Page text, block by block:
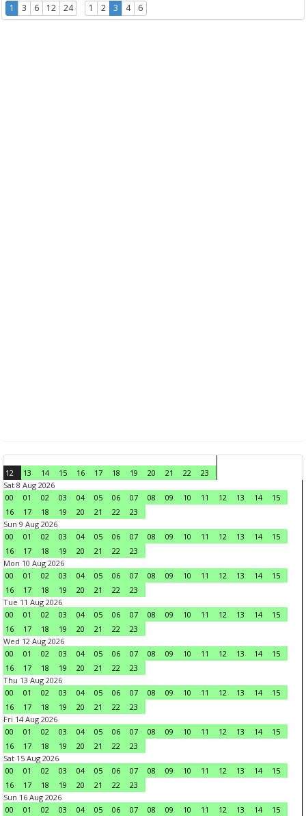
1 3 6 12 24 1 2 3 4 6
12 13 14 15 16 17 18 19 20 21 22
23
Sat 8 Aug 2026
00
01 02 03 04 05 06 07 08 09 10 11 12 13 14
15
16
17 18 19 20 21 22
23
Sun 9 Aug 2026
00
01 02 03 04 05 06 07 08 09 10 11 12 13 14
15
16
17 18 19 20 21 22
23
Mon 10 Aug 2026
00
01 02 03 04 05 06 07 08 09 10 11 12 13 14
15
16
17 18 19 20 21 22
23
Tue 11 Aug 2026
00
01 02 03 04 05 06 07 08 09 10 11 12 13 14
15
16
17 18 19 20 21 22
23
Wed 12 Aug 2026
00
01 02 03 04 05 06 07 08 09 10 11 12 13 14
15
16
17 18 19 20 21 22
23
Thu 13 Aug 2026
00
01 02 03 04 05 06 07 08 09 10 11 12 13 14
15
16
17 18 19 20 21 22
23
Fri 14 Aug 2026
00
01 02 03 04 05 06 07 08 09 10 11 12 13 14
15
16
17 18 19 20 21 22
23
Sat 15 Aug 2026
00
01 02 03 04 05 06 07 08 09 10 11 12 13 14
15
16
17 18 19 20 21 22
23
Sun 16 Aug 2026
00
01 02 03 04 05 06 07 08 09 10 11 12 13 14 15